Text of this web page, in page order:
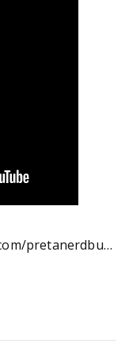
pretanerdbu…